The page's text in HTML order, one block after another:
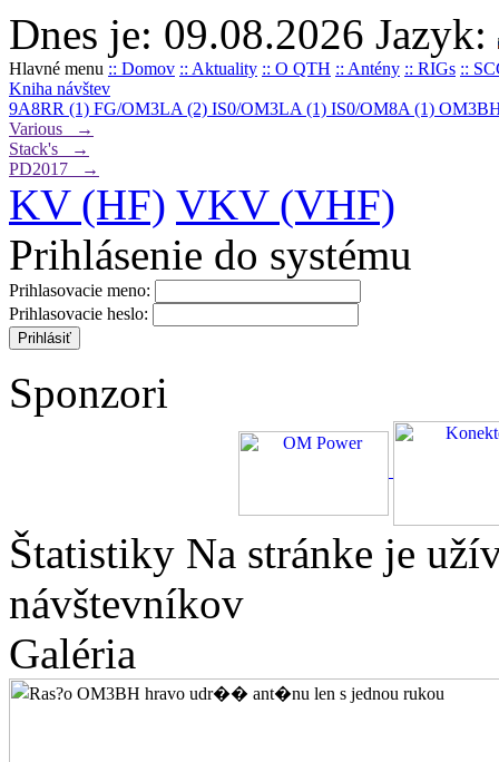
Dnes je: 09.08.2026 Jazyk:
Hlavné menu :: Domov :: Aktuality :: O QTH :: Antény :: RIGs ::
Kniha návštev
9A8RR (1) FG/OM3LA (2) IS0/OM3LA (1) IS0/OM8A (1)
Various →
Stack's →
PD2017 →
KV (HF) VKV (VHF)
Prihlásenie do systému
Prihlasovacie meno:
Prihlasovacie heslo:
Sponzori
Štatistiky Na stránke je
návštevníkov
Galéria